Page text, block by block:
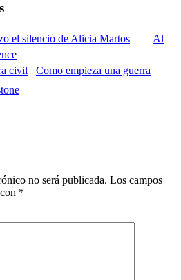
el silencio de Alicia Martos
Al
Como empieza una guerra
no será publicada. Los campos
*